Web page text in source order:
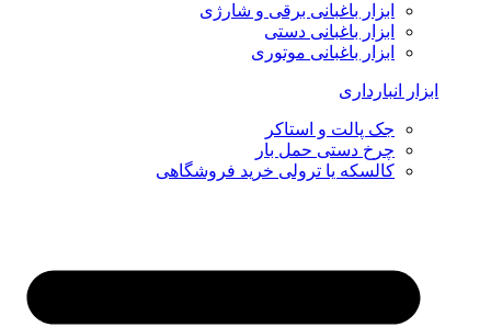
ابزار باغبانی برقی و شارژی
ابزار باغبانی دستی
ابزار باغبانی موتوری
ابزار انبارداری
جک پالت و استاکر
چرخ دستی حمل بار
کالسکه یا ترولی خرید فروشگاهی